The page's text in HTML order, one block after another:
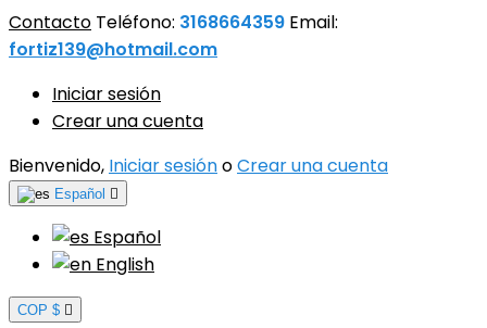
Contacto Teléfono: 3168664359 Email:
fortiz139@hotmail.com
Iniciar sesión
Crear una cuenta
Bienvenido, Iniciar sesiónoCrear una cuenta
Español 
Español
English
COP $ 